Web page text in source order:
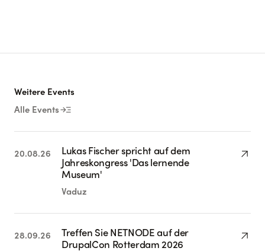
Weitere Events
Alle Events read_more
20.08.26
Lukas Fischer spricht auf dem
Jahreskongress 'Das lernende
Museum'
Vaduz
arrow_outward
28.09.26
Treffen Sie NETNODE auf der
DrupalCon Rotterdam 2026
arrow_outward